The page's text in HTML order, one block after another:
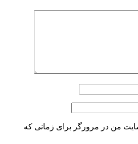
من در مرورگر برای زمانی که